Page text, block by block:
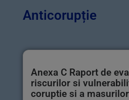
Anticorupție
Anexa C Raport de
riscurilor si
coruptie si a